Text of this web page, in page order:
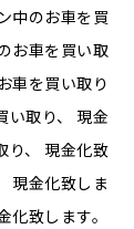
中のお車を買
お車を買い取
車を買い取り
い取り、 現金
り、 現金化致
現金化致しま
致します。